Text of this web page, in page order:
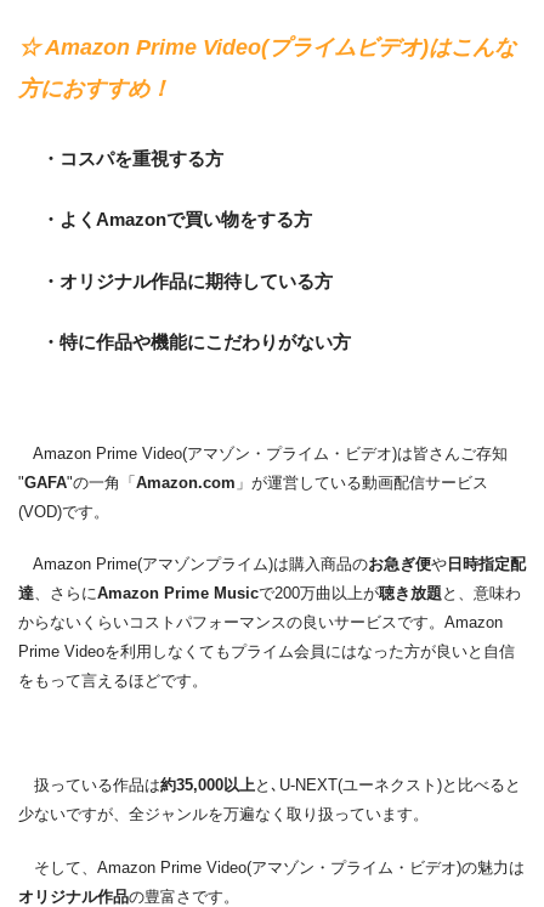
☆ Amazon Prime Video(プライムビデオ)はこんな
方におすすめ！
・コスパを重視する方
・よくAmazonで買い物をする方
・オリジナル作品に期待している方
・特に作品や機能にこだわりがない方
Amazon Prime Video(アマゾン・プライム・ビデオ)は皆さんご存知
"GAFA"の一角「 Amazon.com 」が運営している動画配信サービス
(VOD)です。
Amazon Prime(アマゾンプライム)は購入商品のお急ぎ便や 日時指定配
達、さらにAmazon Prime Musicで200万曲以上が聴き放題 と、意味わ
からないくらいコストパフォーマンスの良いサービスです。Amazon
Prime Videoを利用しなくてもプライム会員にはなった方が良いと自信
をもって言えるほどです。
扱っている作品は約35,000以上と､U-NEXT(ユーネクスト)と比べると
少ないですが、全ジャンルを万遍なく取り扱っています。
そして、Amazon Prime Video(アマゾン・プライム・ビデオ)の魅力は
オリジナル作品の豊富さです。